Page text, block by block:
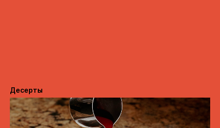
Десерты